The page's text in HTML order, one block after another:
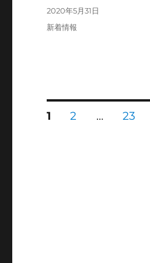
投
稿
日:
2020年5月31日
カ
新着情報
投
固
1
固
2 …
固
23